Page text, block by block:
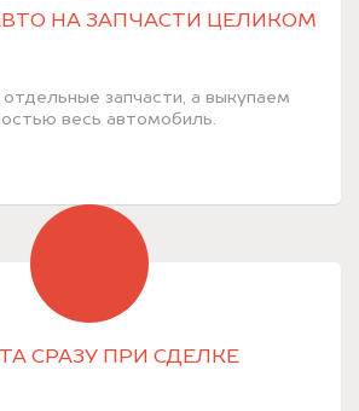
НА ЗАПЧАСТИ ЦЕЛИКОМ
запчасти, а выкупаем
весь автомобиль.
СРАЗУ ПРИ СДЕЛКЕ